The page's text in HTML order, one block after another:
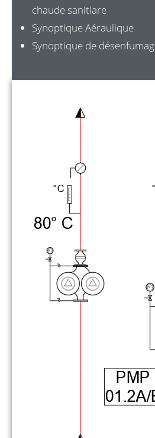
chaude sanitiare
Synoptique Aéraulique
Synoptique de désenfumag